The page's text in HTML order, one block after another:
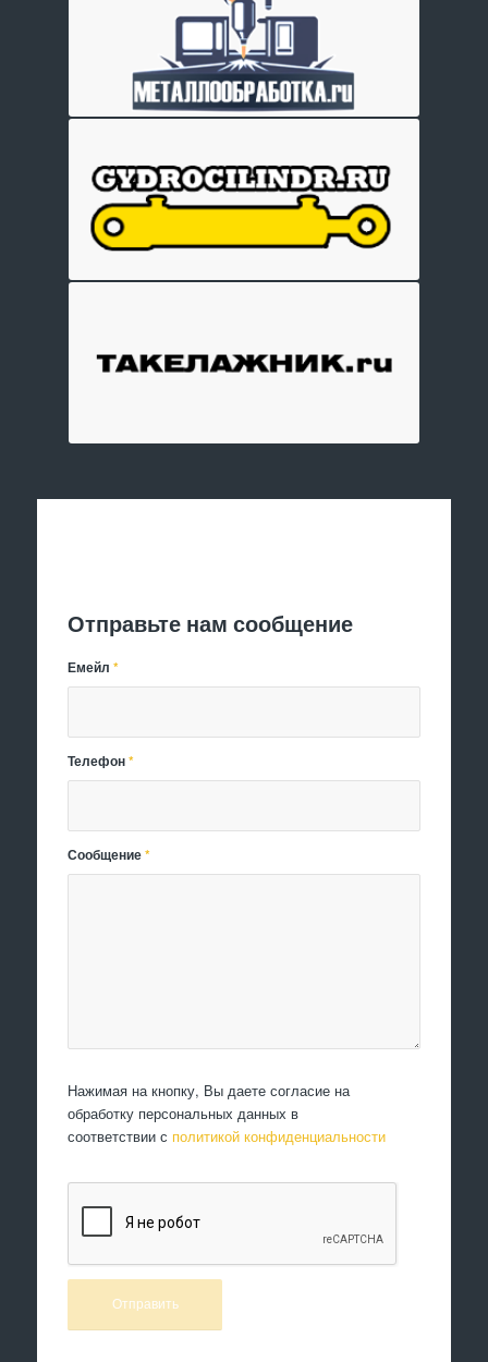
Отправьте нам сообщение
Емейл*
Телефон*
Сообщение*
Нажимая на кнопку, Вы даете согласие на
обработку персональных данных в
соответствии с политикой конфиденциальности